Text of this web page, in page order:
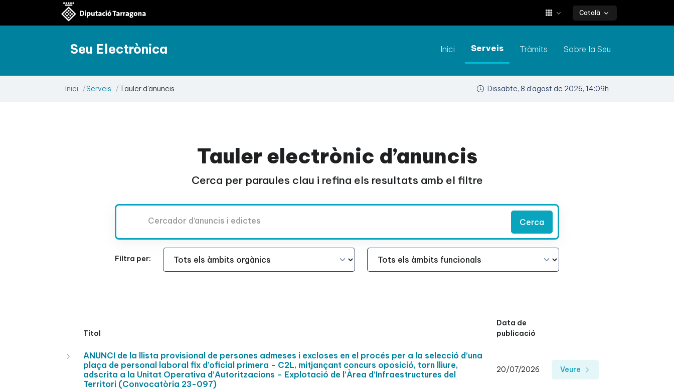
Català
Seu Electrònica Inici Serveis Tràmits Sobre la Seu
Inici Serveis Tauler d'anuncis Dissabte, 8 d’agost de 2026, 14:09h
Tauler electrònic d’anuncis
Cerca per paraules clau i refina els resultats amb el filtre
Cerca
Filtra per:
Àmbit Funcional Àmbit Funcional
Títol
Data de
publicació
ANUNCI de la llista provisional de persones admeses i excloses en el procés per a la selecció d’una
plaça de personal laboral fix d’oficial primera - C2L, mitjançant concurs oposició, torn lliure,
adscrita a la Unitat Operativa d’Autoritzacions – Explotació de l’Àrea d’Infraestructures del
Territori (Convocatòria 23-097)
20/07/2026 Veure